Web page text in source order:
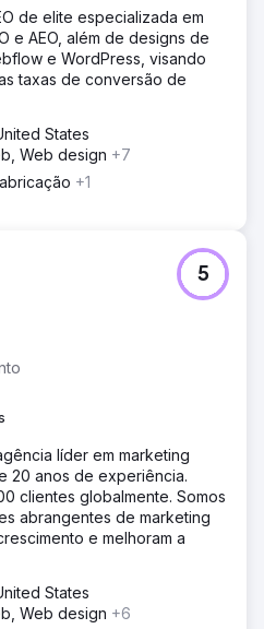
uma estratégia nacional
guiada por dados da
de serviços e
de buscas em nível
page para palavras-chave
nacional com intenção de
o desempenho, a usabilidade
do website para geração
de palavras-chave,
de ranqueamento
Agency alcançou um
todo o país: aumento da
mercados dos EUA;
para palavras-chave de
recrutamento de pessoal
lar; crescimento de leads
usuários de busca em todo
forte na busca orgânica,
escalável; o SEO tornou-se
em todo o país para a
da agência
de elite especializada em
e AEO, além de designs de
e WordPress, visando
taxas de conversão de
States
Web design +7
+1
5
líder em marketing
20 anos de experiência.
clientes globalmente. Somos
abrangentes de marketing
e melhoram a
States
Web design +6